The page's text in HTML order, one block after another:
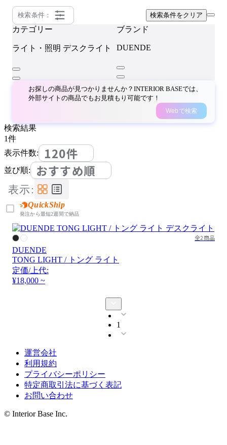
検索条件： 検索条件をクリア
カテゴリー
ライト・照明 デスクライト
ブランド
DUENDE
お探しの商品が見つかりませんか？INTERIOR BASEでは、
外部サイトの商品でもお見積もり可能です！
Webで検索
検索結果
1件
表示件数:
120件
並び順: おすすめ順
表示:
QuickShip
発注から最短2週間で納品
全2商品
DUENDE
TONG LIGHT / トング ライト
定価/上代:
¥18,000 ~
1
運営会社
利用規約
プライバシーポリシー
特定商取引法に基づく表記
お問い合わせ
© Interior Base Inc.